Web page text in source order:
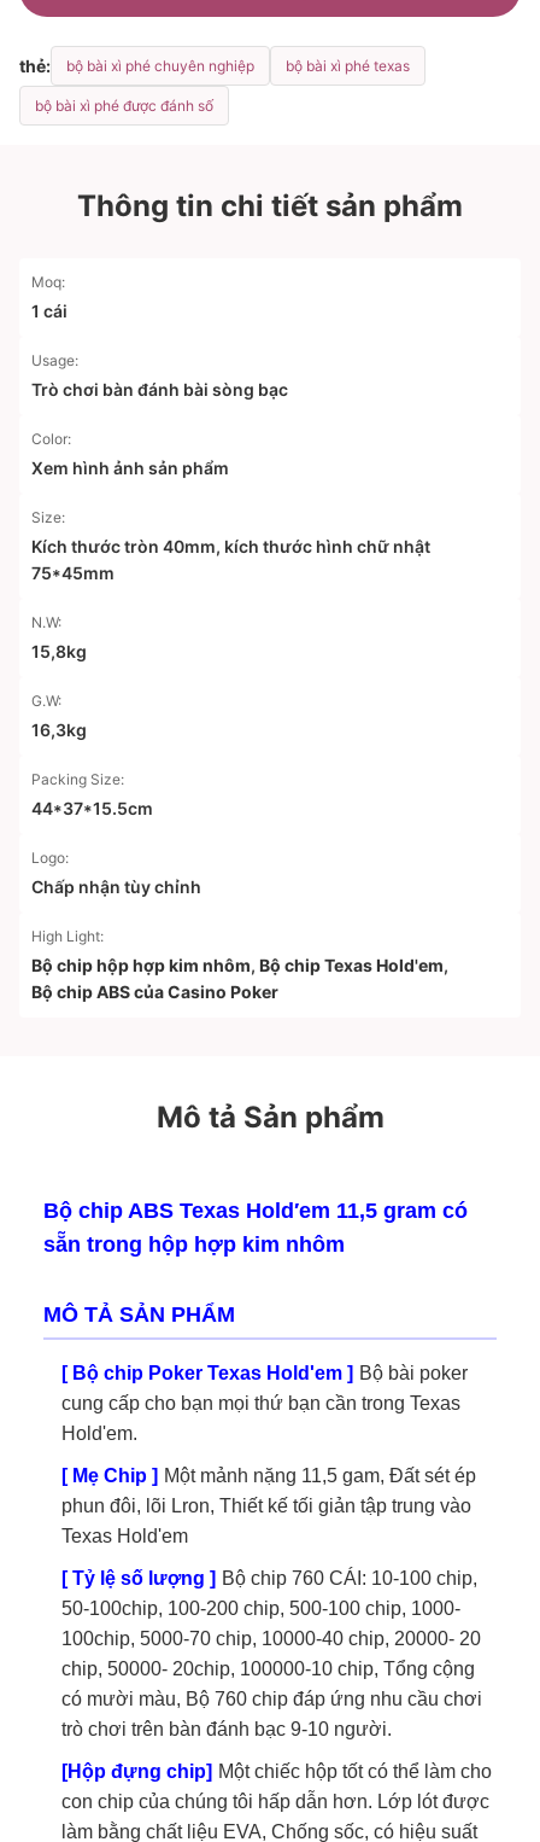
thẻ: bộ bài xì phé chuyên nghiệp bộ bài xì phé texas
bộ bài xì phé được đánh số
Thông tin chi tiết sản phẩm
Moq:
1 cái
Usage:
Trò chơi bàn đánh bài sòng bạc
Color:
Xem hình ảnh sản phẩm
Size:
Kích thước tròn 40mm, kích thước hình chữ nhật
75*45mm
N.W:
15,8kg
G.W:
16,3kg
Packing Size:
44*37*15.5cm
Logo:
Chấp nhận tùy chỉnh
High Light:
Bộ chip hộp hợp kim nhôm, Bộ chip Texas Hold'em,
Bộ chip ABS của Casino Poker
Mô tả Sản phẩm
Bộ chip ABS Texas Hold′em 11,5 gram có
sẵn trong hộp hợp kim nhôm
MÔ TẢ SẢN PHẨM
[ Bộ chip Poker Texas Hold'em ] Bộ bài poker
cung cấp cho bạn mọi thứ bạn cần trong Texas
Hold'em.
[ Mẹ Chip ] Một mảnh nặng 11,5 gam, Đất sét ép
phun đôi, lõi Lron, Thiết kế tối giản tập trung vào
Texas Hold'em
[ Tỷ lệ số lượng ] Bộ chip 760 CÁI: 10-100 chip,
50-100chip, 100-200 chip, 500-100 chip, 1000-
100chip, 5000-70 chip, 10000-40 chip, 20000- 20
chip, 50000- 20chip, 100000-10 chip, Tổng cộng
có mười màu, Bộ 760 chip đáp ứng nhu cầu chơi
trò chơi trên bàn đánh bạc 9-10 người.
[Hộp đựng chip] Một chiếc hộp tốt có thể làm cho
con chip của chúng tôi hấp dẫn hơn. Lớp lót được
làm bằng chất liệu EVA, Chống sốc, có hiệu suất